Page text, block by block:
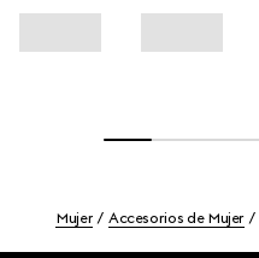
Mujer Accesorios de Mujer